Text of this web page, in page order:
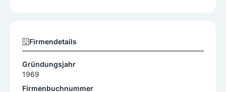
Firmendetails
Gründungsjahr
1969
Firmenbuchnummer